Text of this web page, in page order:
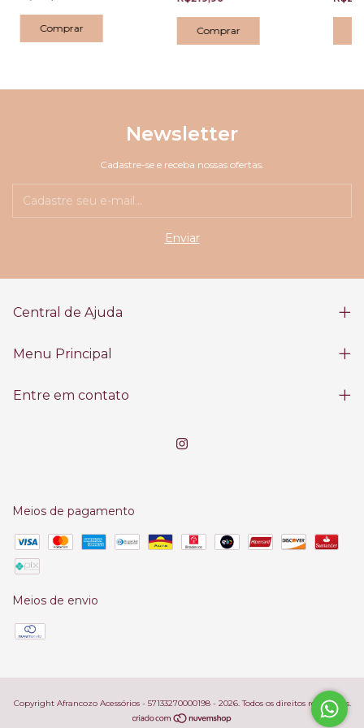
Newsletter
Cadastre-se e receba nossas ofertas.
Central de Ajuda
Menu Principal
Entre em contato
Meios de pagamento
Meios de envio
Copyright Afrancozo Acessórios - 57133270000198 - 2026. Todos os direitos reservados.